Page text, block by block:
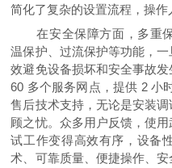
简化了复杂的设置流程，操作
在安全保障方面，多重
温保护、过流保护等功能，
效避免设备损坏和安全事故
60 多个服务网点，提供 2 小
售后技术支持，无论是安装
顾之忧。众多用户反馈，使
试工作变得高效有序，设备
术、可靠质量、便捷操作、